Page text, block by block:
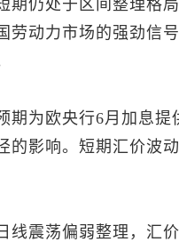
期仍处于区间整理格
劳动力市场的强劲信
期为欧央行6月加息
的影响。短期汇价波
线震荡偏弱整理，汇